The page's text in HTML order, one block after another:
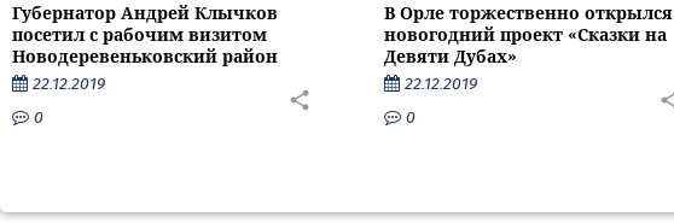
Губернатор Андрей Клычков
посетил с рабочим визитом
Новодеревеньковский район
22.12.2019
0
В Орле торжественно открылся
новогодний проект «Сказки на
Девяти Дубах»
22.12.2019
0